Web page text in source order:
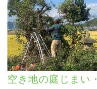
空き地の庭じまい・